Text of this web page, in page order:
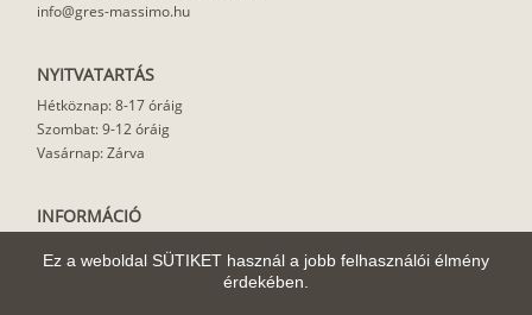
Ez a weboldal SÜTIKET használ a jobb felhasználói élmény
érdekében.
info@gres-massimo.hu
NYITVATARTÁS
Hétköznap: 8-17 óráig
Szombat: 9-12 óráig
Vasárnap: Zárva
INFORMÁCIÓ
Felhasználási javaslat